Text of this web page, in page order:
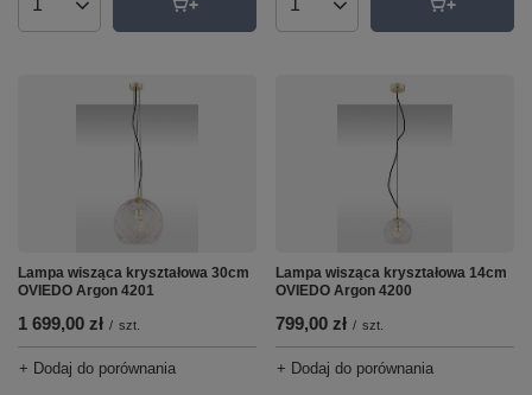
Ilość produktów Ilość produktów
Lampa wisząca kryształowa 30cm
OVIEDO Argon 4201
1 699,00 zł / szt.
+ Dodaj do porównania
Lampa wisząca kryształowa 14cm
OVIEDO Argon 4200
799,00 zł / szt.
+ Dodaj do porównania